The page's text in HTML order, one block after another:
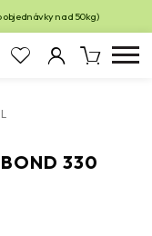
objednávky nad 50kg)
330